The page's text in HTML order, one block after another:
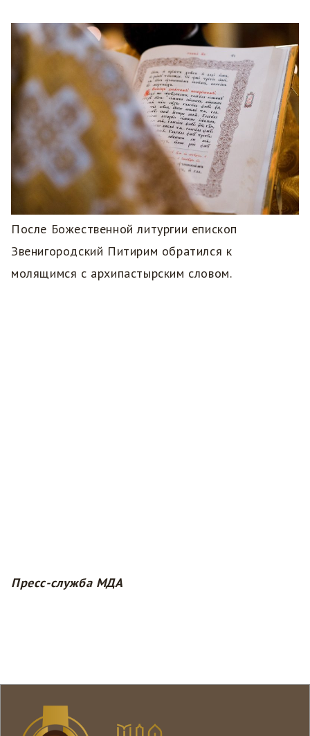
После Божественной литургии епископ
Звенигородский Питирим обратился к
молящимся с архипастырским словом.
Пресс-служба МДА